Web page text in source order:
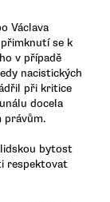
Václava
se k
v případě
nacistických
při kritice
docela
právům.
bytost
respektovat